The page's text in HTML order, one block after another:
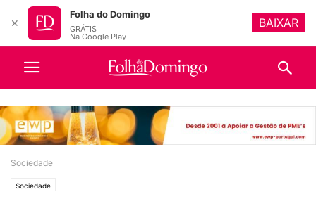
Sociedade
Sociedade
✕
Folha do Domingo
GRÁTIS
Na Google Play
BAIXAR